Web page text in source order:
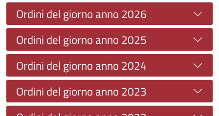
Ordini del giorno anno 2026
Ordini del giorno anno 2025
Ordini del giorno anno 2024
Ordini del giorno anno 2023